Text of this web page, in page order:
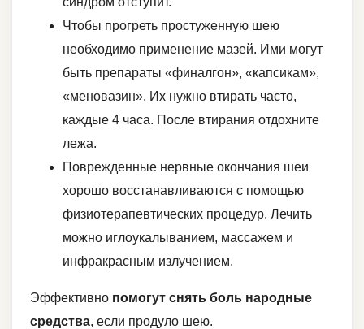
Чтобы прогреть простуженную шею
необходимо применение мазей. Ими могут
быть препараты «финалгон», «капсикам»,
«меновазин». Их нужно втирать часто,
каждые 4 часа. После втирания отдохните
лежа.
Поврежденные нервные окончания шеи
хорошо восстанавливаются с помощью
физиотерапевтических процедур. Лечить
можно иглоукалыванием, массажем и
инфракрасным излучением.
Эффективно помогут снять боль народные
средства, если продуло шею.